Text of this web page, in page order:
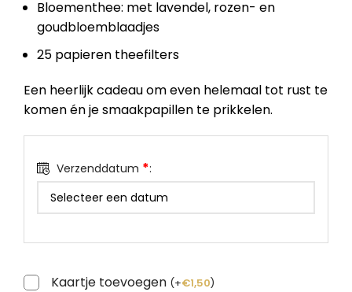
Bloementhee: met lavendel, rozen- en
goudbloemblaadjes
25 papieren theefilters
Een heerlijk cadeau om even helemaal tot rust te
komen én je smaakpapillen te prikkelen.
Verzenddatum *:
Kaartje toevoegen (+€1,50)